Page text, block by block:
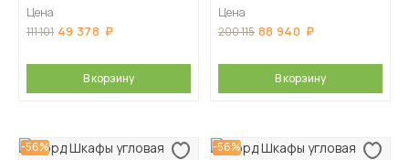
Цена
111 101 49 378
В корзину
Цена
200 115 88 940
В корзину
-56% -56%